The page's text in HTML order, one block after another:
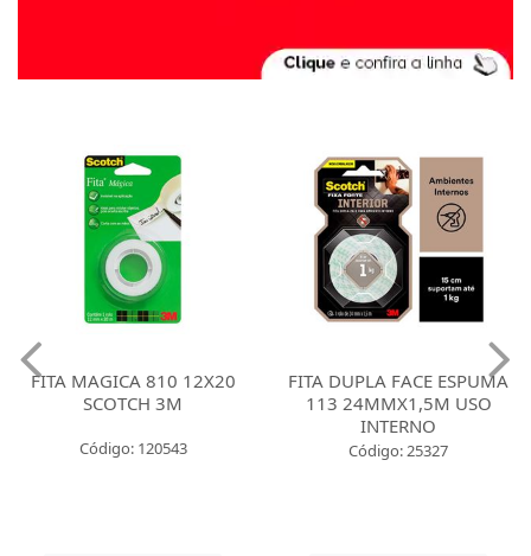
FITA MAGICA 810 12X20
SCOTCH 3M
Código: 120543
FITA DUPLA FACE ESPUMA
113 24MMX1,5M USO
INTERNO
Código: 25327